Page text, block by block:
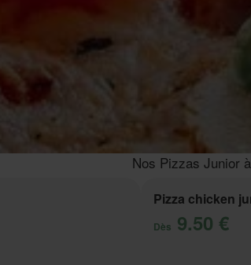
Nos Pizzas Junior
Pizza chicken
Dès 9.50 €